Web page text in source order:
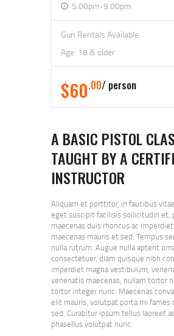
5.00pm-9.00pm
Gun Rentals Available
Age: 18 & older
$60.00 person
A BASIC PISTOL
TAUGHT BY A
INSTRUCTOR
Aliquam et porttitor, in faucibus
eget suscipit facilisis sollicitudin et,
maecenas duis rhoncus ac
maecenas mauris et sed. Tempus
nulla rutrum. Augue nulla aptent
consectetuer, diam quisque nibh
imperdiet magna vestibulum,
venenatis maecenas, nullam tortor
tortor integer nunc. Maecenas
elit mauris, volutpat porta mi fames
sed. Curabitur ipsum tellus laoreet
phasellus volutpat nunc.